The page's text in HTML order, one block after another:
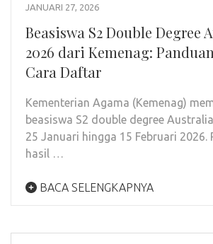
JANUARI 27, 2026
Beasiswa S2 Double Degree
2026 dari Kemenag:
Cara Daftar
Kementerian Agama (Kemenag)
beasiswa S2 double degree
25 Januari hingga 15 Februari 2026.
hasil …
BACA SELENGKAPNYA